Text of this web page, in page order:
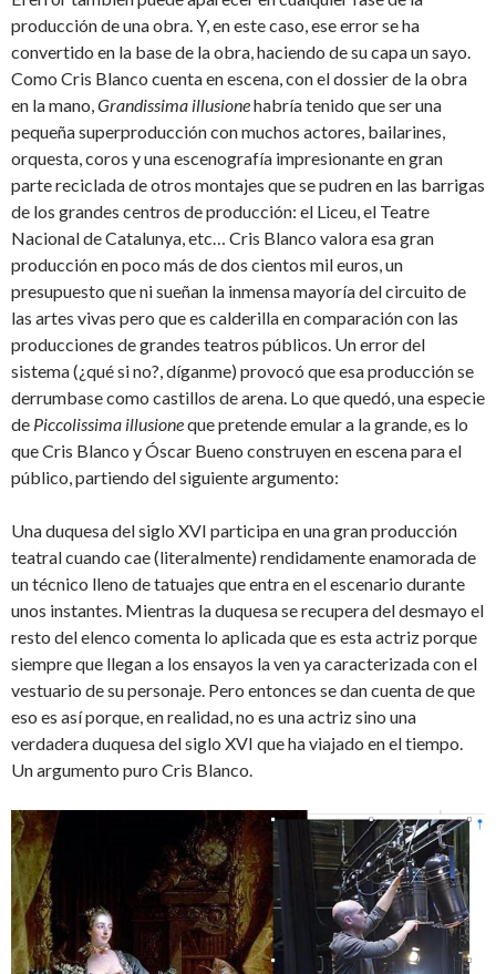
producción de una obra. Y, en este caso, ese error se ha
convertido en la base de la obra, haciendo de su capa un sayo.
Como Cris Blanco cuenta en escena, con el dossier de la obra
en la mano,Grandissima illusionehabría tenido que ser una
pequeña superproducción con muchos actores, bailarines,
orquesta, coros y una escenografía impresionante en gran
parte reciclada de otros montajes que se pudren en las barrigas
de los grandes centros de producción: el Liceu, el Teatre
Nacional de Catalunya, etc… Cris Blanco valora esa gran
producción en poco más de dos cientos mil euros, un
presupuesto que ni sueñan la inmensa mayoría del circuito de
las artes vivas pero que es calderilla en comparación con las
producciones de grandes teatros públicos. Un error del
sistema (¿qué si no?, díganme) provocó que esa producción se
derrumbase como castillos de arena. Lo que quedó, una especie
de Piccolissima illusioneque pretende emular a la grande, es lo
que Cris Blanco y Óscar Bueno construyen en escena para el
público, partiendo del siguiente argumento:
Una duquesa del siglo XVI participa en una gran producción
teatral cuando cae (literalmente) rendidamente enamorada de
un técnico lleno de tatuajes que entra en el escenario durante
unos instantes. Mientras la duquesa se recupera del desmayo el
resto del elenco comenta lo aplicada que es esta actriz porque
siempre que llegan a los ensayos la ven ya caracterizada con el
vestuario de su personaje. Pero entonces se dan cuenta de que
eso es así porque, en realidad, no es una actriz sino una
verdadera duquesa del siglo XVI que ha viajado en el tiempo.
Un argumento puro Cris Blanco.